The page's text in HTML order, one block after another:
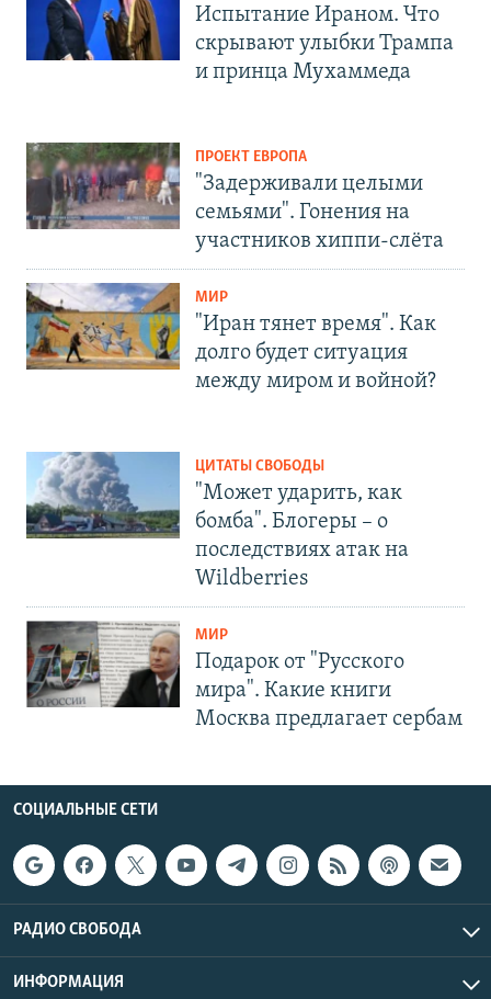
Испытание Ираном. Что
скрывают улыбки Трампа
и принца Мухаммеда
ПРОЕКТ ЕВРОПА
"Задерживали целыми
семьями". Гонения на
участников хиппи-слёта
МИР
"Иран тянет время". Как
долго будет ситуация
между миром и войной?
ЦИТАТЫ СВОБОДЫ
"Может ударить, как
бомба". Блогеры – о
последствиях атак на
Wildberries
МИР
Подарок от "Русского
мира". Какие книги
Москва предлагает сербам
СОЦИАЛЬНЫЕ СЕТИ
РАДИО СВОБОДА
ИНФОРМАЦИЯ